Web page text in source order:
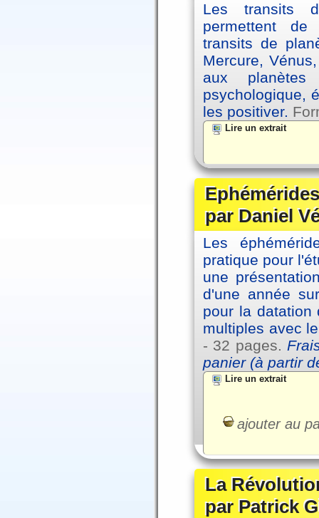
Les transits
permettent de
transits de
Mercure,
aux
psychologique,
les positiver.
Lire un extrait
par Daniel
Les
pratique pour
une
d'une année
pour la datation
multiples avec
- 32 pages.
panier (à partir
Lire un extrait
ajouter au
La
par Patrick